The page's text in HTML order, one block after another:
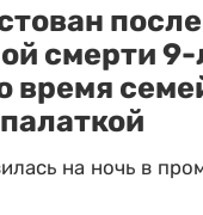
после
смерти
время
на ночь в